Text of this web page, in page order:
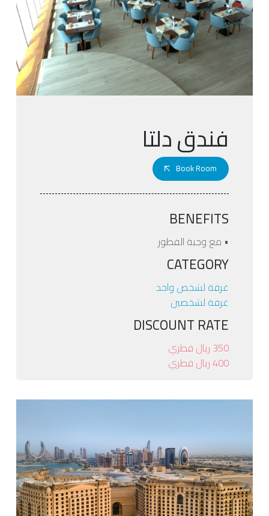
فندق دلتا
Book Room
BENEFITS
• مع وجبة الفطور
CATEGORY
غرفة لشخص واحد
غرفة لشخصين
DISCOUNT RATE
350 ريال قطري
400 ريال قطري